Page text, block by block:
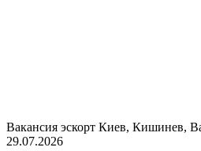
Вакансия эскорт Киев, Кишинев,
29.07.2026